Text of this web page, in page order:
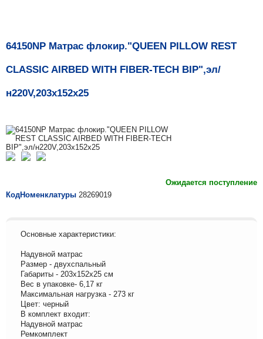
64150NP Матрас флокир."QUEEN PILLOW REST
CLASSIC AIRBED WITH FIBER-TECH BIP",эл/
н220V,203х152х25
Ожидается поступление
КодНоменклатуры 28269019
Основные характеристики:
Надувной матрас
Размер - двухспальный
Габариты - 203x152x25 см
Вес в упаковке- 6,17 кг
Максимальная нагрузка - 273 кг
Цвет: черный
В комплект входит:
Надувной матрас
Ремкомплект